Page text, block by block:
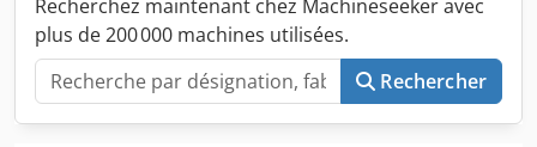
manivelle Crjdohqm D Njpfx Aahof Moteur : 1,1 kW Lampe
Quelques porte-outils à changement rapide Dimensions (L
x l x H) : 90 x 130 x 185 cm Poids : environ 800 kg
Spécifications techniques données à titre indicatif.
Recherchez maintenant chez Machineseeker avec
plus de 200 000 machines utilisées.
Rechercher